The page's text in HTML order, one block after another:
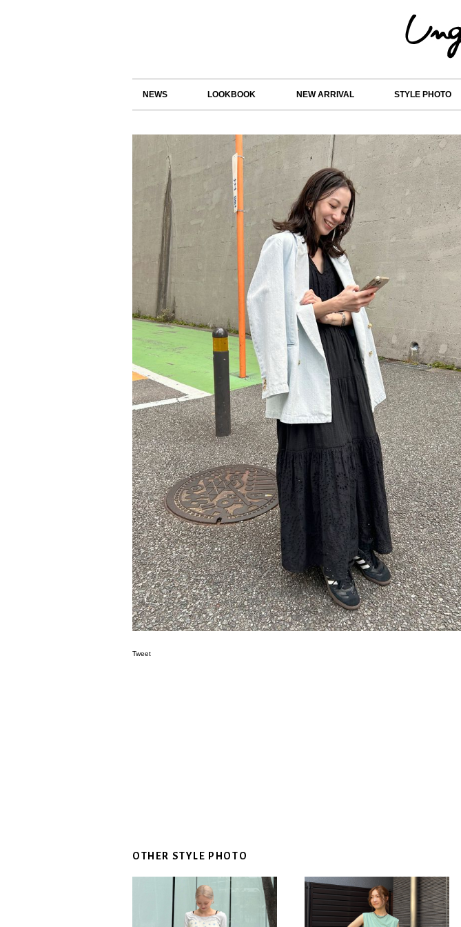
NEWS LOOKBOOK NEW ARRIVAL STYLE PHOTO
Tweet
OTHER STYLE PHOTO